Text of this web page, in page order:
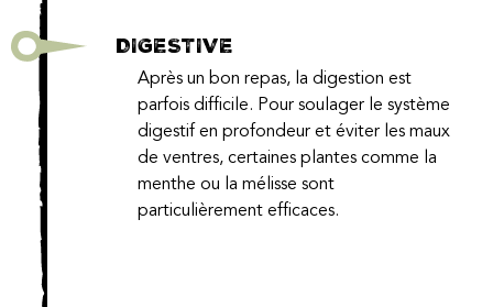
DIGESTIVE
Après un bon repas, la digestion est
parfois difficile. Pour soulager le système
digestif en profondeur et éviter les maux
de ventres, certaines plantes comme la
menthe ou la mélisse sont
particulièrement efficaces.